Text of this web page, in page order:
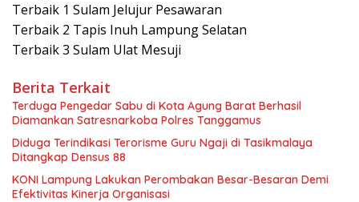
Terbaik 1 Sulam Jelujur Pesawaran
Terbaik 2 Tapis Inuh Lampung Selatan
Terbaik 3 Sulam Ulat Mesuji
Berita Terkait
Terduga Pengedar Sabu di Kota Agung Barat Berhasil
Diamankan Satresnarkoba Polres Tanggamus
Diduga Terindikasi Terorisme Guru Ngaji di Tasikmalaya
Ditangkap Densus 88
KONI Lampung Lakukan Perombakan Besar-Besaran Demi
Efektivitas Kinerja Organisasi